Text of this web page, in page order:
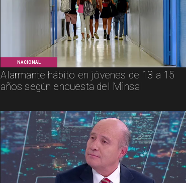
NACIONAL
Alarmante hábito en jóvenes de 13 a 15
años según encuesta del Minsal